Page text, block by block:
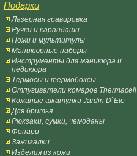
Подарки
Лазерная гравировка
Ручки и карандаши
Ножи и мультитулы
Маникюрные наборы
Инструменты для маникюра и
педикюра
Термосы и термобоксы
Отпугиватели комаров Thermacell
Кожаные шкатулки Jardin D`Ete
Для бритья
Рюкзаки, сумки, чемоданы
Фонари
Зажигалки
Изделия из кожи